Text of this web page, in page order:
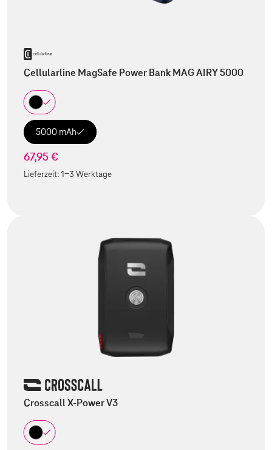
Cellularline MagSafe Power Bank MAG AIRY 5000
5000 mAh
67,95 €
Lieferzeit:1-3 Werktage
Crosscall X-Power V3